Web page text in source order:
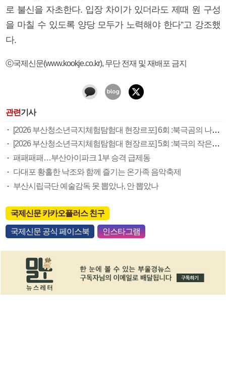
로 불신을 자초한다. 입장 차이가 있더라도 제때 원 구성
을 마칠 수 있도록 양당 모두가 노력해야 한다”고 강조했
다.
ⓒ국제신문(www.kookje.co.kr), 무단 전재 및 재배포 금지
관련기사
[2026 부산청소년극지체험탐험대 현장르포] 6회 :북극곰의 나라, 마을 밖으로 나갈 때는 총을 챙겨야
[2026 부산청소년극지체험탐험대 현장르포] 5회 :북극의 작은 사냥꾼
패패패패…부산아이파크 1부 승격 급제동
다대포 황홀한 낙조와 함께 즐기는 온가족 음악축제
부산시립극단 예술감독 못 뽑았나, 안 뽑았나
국제신문 카카오플러스 친구
국제신문 공식 페이스북 인스타그램